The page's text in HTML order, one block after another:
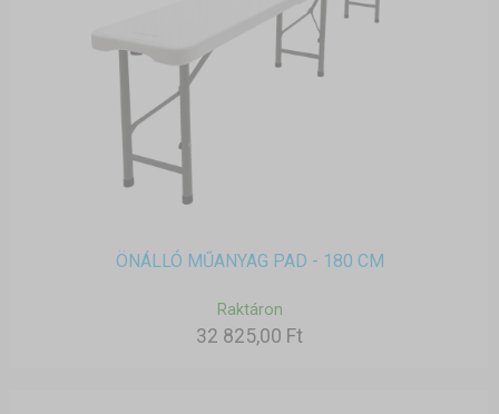
ÖNÁLLÓ MŰANYAG PAD - 180 CM
Raktáron
32 825,00 Ft